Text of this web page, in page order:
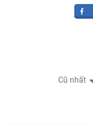
Cũ nhất